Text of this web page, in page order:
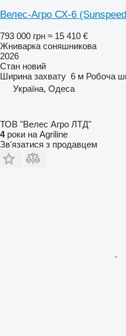
Велес-Агро СХ-6
793 000 грн ≈ 15 410 €
Жниварка соняшникова
2026
Стан новий
Ширина захвату 6 м Робоча
Україна, Одеса
ТОВ "Велес Агро ЛТД"
4роки на Agriline
Зв'язатися з продавцем